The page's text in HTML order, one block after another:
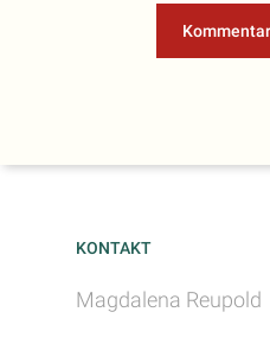
KONTAKT
Magdalena Reupold